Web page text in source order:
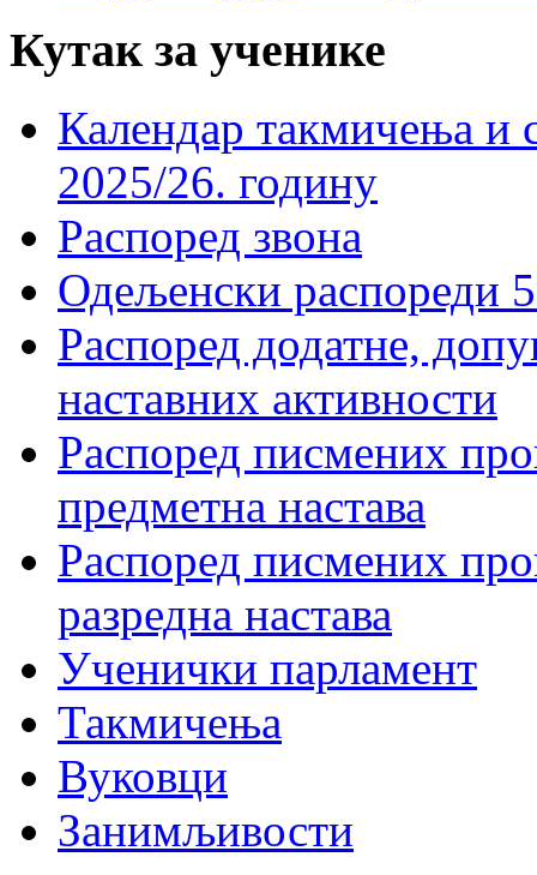
Кутак за ученике
Календар такмичења
2025/26. годину
Распоред звона
Одељенски распореди
Распоред додатне,
наставних активности
Распоред писмених
предметна настава
Распоред писмених
разредна настава
Ученички парламент
Такмичења
Вуковци
Занимљивости